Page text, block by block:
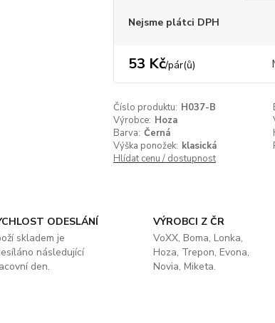
Nejsme plátci DPH
53 Kč/pár(ů)
Číslo produktu: H037-B
Výrobce: Hoza
Barva: Černá
Výška ponožek: klasická
Hlídat cenu / dostupnost
ODESLÁNÍ
skladem je
následující
den.
VÝROBCI Z ČR
VoXX, Boma, Lonka,
Hoza, Trepon, Evona,
Novia, Miketa.